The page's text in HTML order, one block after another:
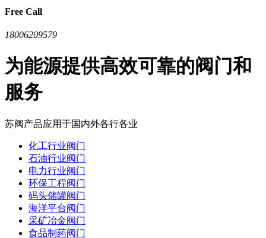
Free Call
18006209579
为能源提供高效可靠的阀门和
服务
苏阀产品应用于国内外各行各业
化工行业阀门
石油行业阀门
电力行业阀门
环保工程阀门
码头储罐阀门
海洋平台阀门
采矿冶金阀门
食品制药阀门